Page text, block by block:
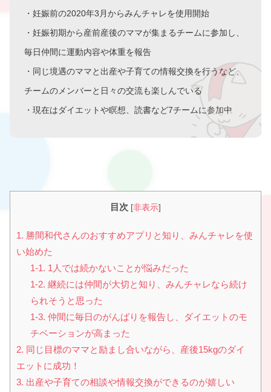
・妊娠前の2020年3月からみんチャレを使用開始
・妊娠初期から産前産後のママが集まるチームに参加し、
毎日仲間に運動内容や体重を報告
・同じ境遇のママと出産や子育ての情報交換を行うなど、
チームのメンバーと日々の交流も楽しんでいる
・現在はダイエットや瞑想、読書など7チームに参加中
目次 [非表示]
1. 勝間和代さんのおすすめアプリと知り、みんチャレを使
い始めた
1-1. 1人では続かないことが悩みだった
1-2. 継続には仲間が大切と知り、みんチャレなら続け
られそうと思った
1-3. 仲間に毎日のがんばりを報告し、ダイエットのモ
チベーションが高まった
2. 同じ目標のママと励まし合いながら、産後15kgのダイ
エットに成功！
3. 出産や子育ての相談や情報交換ができるのが嬉しい